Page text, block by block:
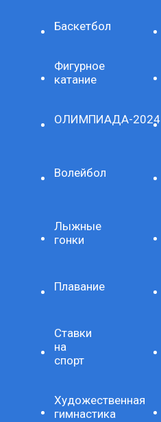
Баскетбол
Фигурное
катание
ОЛИМПИАДА-2024
Волейбол
Лыжные
гонки
Плавание
Ставки
на
спорт
Художественная
гимнастика